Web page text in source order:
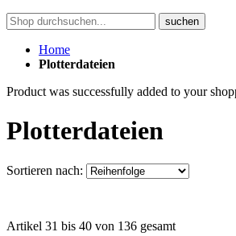
suchen
Home
Plotterdateien
Product was successfully added to your
Plotterdateien
Sortieren nach:
Artikel 31 bis 40 von 136 gesamt